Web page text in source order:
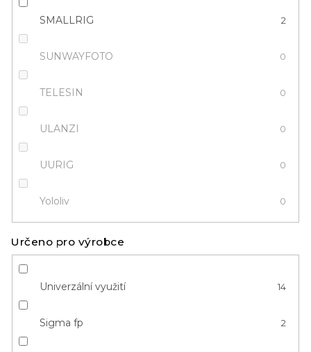
SMALLRIG 2
SUNWAYFOTO 0
TELESIN 0
ULANZI 0
UURIG 0
Yololiv 0
Určeno pro výrobce
Univerzální využití 14
Sigma fp 2